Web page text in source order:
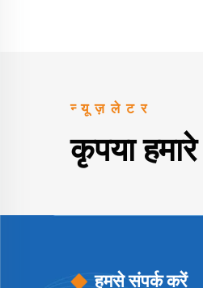
न्यूज़लेटर
कृपया
हमसे संपर्क करें